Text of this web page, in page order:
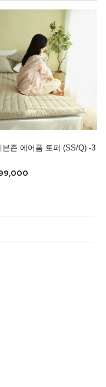
븐존 에어폼 토퍼 (SS/Q) -3